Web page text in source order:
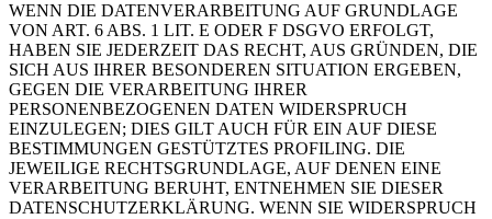
WENN DIE DATENVERARBEITUNG AUF GRUNDLAGE
VON ART. 6 ABS. 1 LIT. E ODER F DSGVO ERFOLGT,
HABEN SIE JEDERZEIT DAS RECHT, AUS GRÜNDEN, DIE
SICH AUS IHRER BESONDEREN SITUATION ERGEBEN,
GEGEN DIE VERARBEITUNG IHRER
PERSONENBEZOGENEN DATEN WIDERSPRUCH
EINZULEGEN; DIES GILT AUCH FÜR EIN AUF DIESE
BESTIMMUNGEN GESTÜTZTES PROFILING. DIE
JEWEILIGE RECHTSGRUNDLAGE, AUF DENEN EINE
VERARBEITUNG BERUHT, ENTNEHMEN SIE DIESER
DATENSCHUTZERKLÄRUNG. WENN SIE WIDERSPRUCH